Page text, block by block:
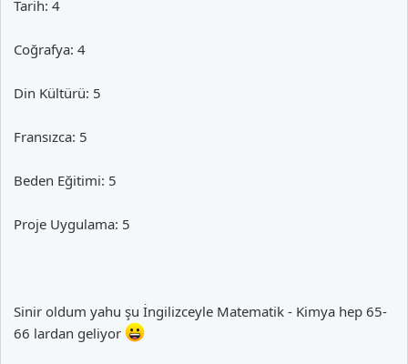
Tarih: 4
Coğrafya: 4
Din Kültürü: 5
Fransızca: 5
Beden Eğitimi: 5
Proje Uygulama: 5
Sinir oldum yahu şu İngilizceyle Matematik - Kimya hep 65-
66 lardan geliyor